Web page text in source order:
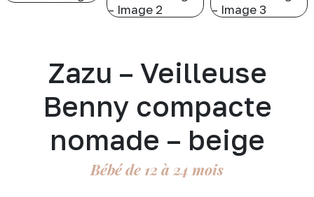
Zazu – Veilleuse
Benny compacte
nomade – beige
Bébé de 12 à 24 mois